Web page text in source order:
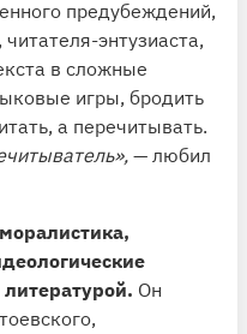
предубеждений,
энтузиаста,
в сложные
игры, бродить
а перечитывать.
— любил
Он